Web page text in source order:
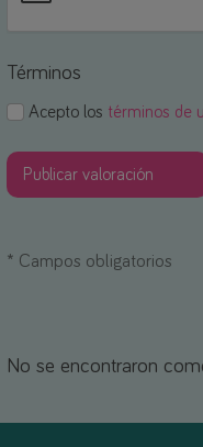
Términos
Acepto los términos de
* Campos obligatorios
No se encontraron